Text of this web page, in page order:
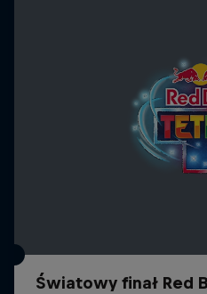
Światowy finał Red